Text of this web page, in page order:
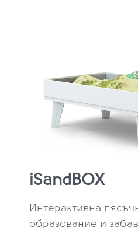
iSandBOX
Интерактивна
образование и